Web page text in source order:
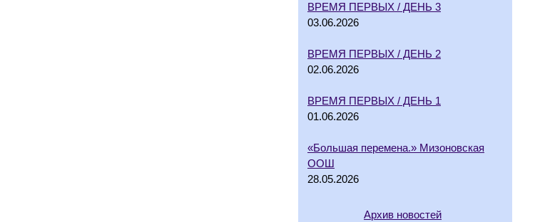
ВРЕМЯ ПЕРВЫХ / ДЕНЬ 3
03.06.2026
ВРЕМЯ ПЕРВЫХ / ДЕНЬ 2
02.06.2026
ВРЕМЯ ПЕРВЫХ / ДЕНЬ 1
01.06.2026
«Большая перемена.» Мизоновская
ООШ
28.05.2026
Архив новостей